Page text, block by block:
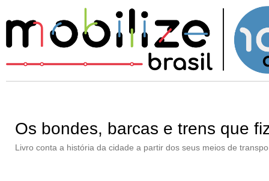
Os bondes, barcas e trens que
Livro conta a história da cidade a partir dos seus meios de